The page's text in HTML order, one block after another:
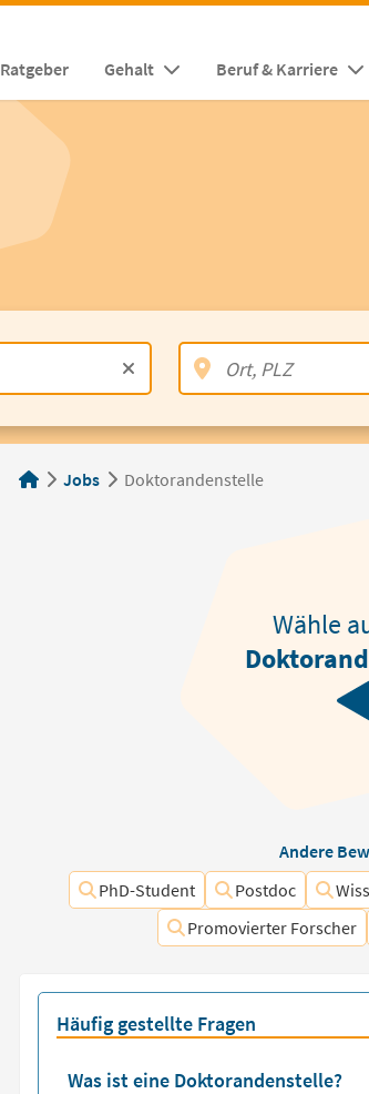
Ratgeber Gehalt Beruf & Karriere
Jobs Doktorandenstelle
Wähle
Andere
PhD-Student
Postdoc
Promovierter Forscher
Häufig gestellte Fragen
Was ist eine Doktorandenstelle?